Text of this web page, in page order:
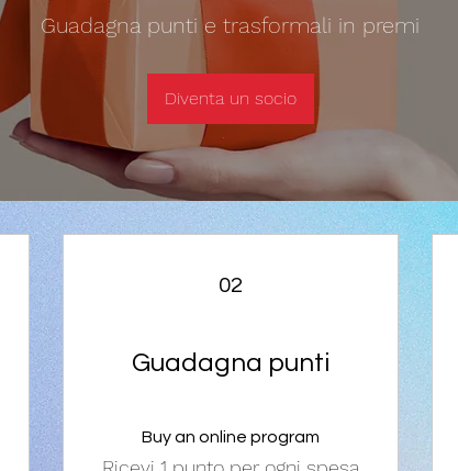
Guadagna punti e trasformali in premi
Diventa un socio
02
Guadagna punti
Buy an online program